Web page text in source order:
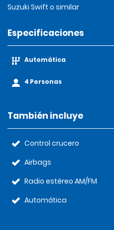
Suzuki Swift o similar
Especificaciones
Automática
4 Personas
También incluye
Control crucero
Airbags
Radio estéreo AM/FM
Automática